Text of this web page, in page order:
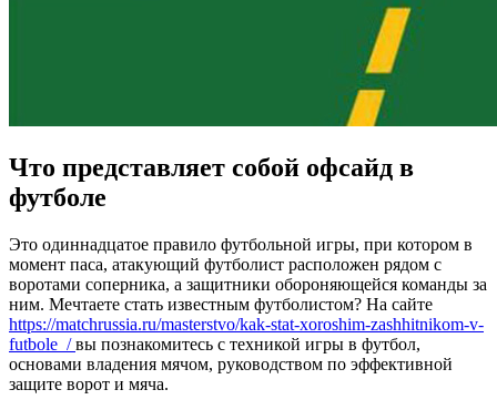
Что представляет собой офсайд в
футболе
Это одиннадцатое правило футбольной игры, при котором в
момент паса, атакующий футболист расположен рядом с
воротами соперника, а защитники обороняющейся команды за
ним. Мечтаете стать известным футболистом? На сайте
https://matchrussia.ru/masterstvo/kak-stat-xoroshim-zashhitnikom-v-
futbole_/вы познакомитесь с техникой игры в футбол,
основами владения мячом, руководством по эффективной
защите ворот и мяча.